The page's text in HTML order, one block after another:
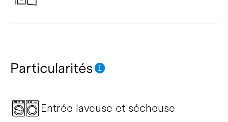
Particularités
Entrée laveuse et sécheuse